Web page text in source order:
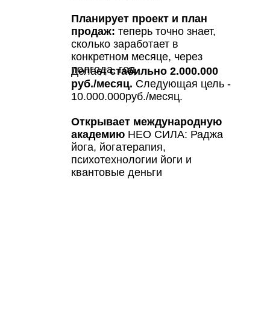
Планирует проект и план
продаж: теперь точно знает,
сколько заработает в
конкретном месяце, через
полгода, год.
Делаетстабильно 2.000.000
руб./месяц. Следующая цель -
10.000.000руб./месяц.
Открывает международную
академию НЕО СИЛА: Раджа
йога, йогатерапия,
психотехнологии йоги и
квантовые деньги